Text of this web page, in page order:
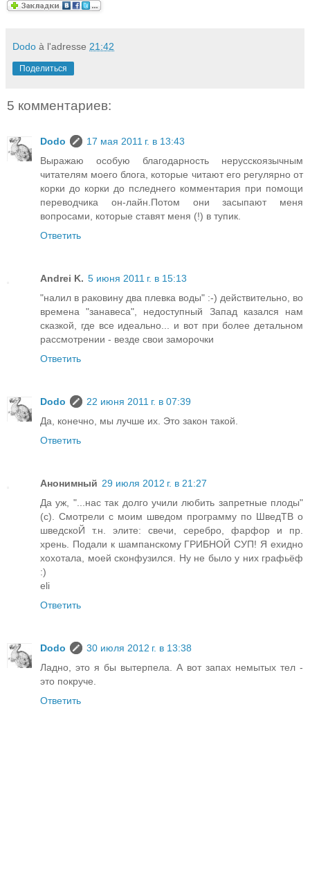
Dodo à l'adresse 21:42
Поделиться
5 комментариев:
Dodo
17 мая 2011 г. в 13:43
Выражаю особую благодарность нерусскоязычным
читателям моего блога, которые читают его регулярно от
корки до корки до пследнего комментария при помощи
переводчика он-лайн.Потом они засыпают меня
вопросами, которые ставят меня (!) в тупик.
Ответить
Andrei K. 5 июня 2011 г. в 15:13
"налил в раковину два плевка воды" :-) действительно, во
времена "занавеса", недоступный Запад казался нам
сказкой, где все идеально... и вот при более детальном
рассмотрении - везде свои заморочки
Ответить
Dodo
22 июня 2011 г. в 07:39
Да, конечно, мы лучше их. Это закон такой.
Ответить
Анонимный 29 июля 2012 г. в 21:27
Да уж, "...нас так долго учили любить запретные плоды"
(с). Смотрели с моим шведом программу по ШведТВ о
шведскоЙ т.н. элите: свечи, серебро, фарфор и пр.
хрень. Подали к шампанскому ГРИБНОЙ СУП! Я ехидно
хохотала, моей сконфузился. Ну не было у них графьёф
:)
eli
Ответить
Dodo
30 июля 2012 г. в 13:38
Ладно, это я бы вытерпела. А вот запах немытых тел -
это покруче.
Ответить